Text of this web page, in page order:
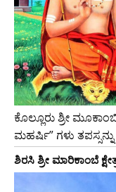
ಕೊಲ್ಲೂರು ಶ್ರೀ
ಮಹರ್ಷಿ” ಗಳು
ಶಿರಸಿ ಶ್ರೀ ಮಾರಿಕಾಂಬೆ